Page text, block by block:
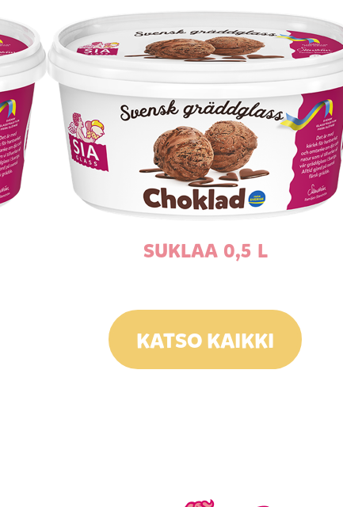
SUKLAA 0,5 L
KATSO KAIKKI